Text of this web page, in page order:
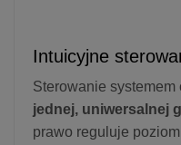
Intuicyjne
Sterowanie
jednej, uniwersalnej
prawo reguluje